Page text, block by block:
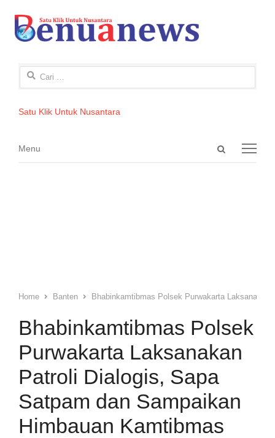
Cari
Satu Klik Untuk Nusantara
Open
Menu
Menu
Home Banten Bhabinkamtibmas Polsek Purwakarta
Bhabinkamtibmas Polsek
Purwakarta Laksanakan
Patroli Dialogis, Sapa
Satpam dan Sampaikan
Himbauan Kamtibmas